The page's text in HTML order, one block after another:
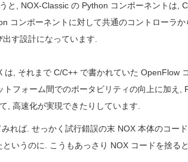
と, NOX-Classic の Python コンポーネントは,
コンポーネントに対して共通のコントローラ
す設計になっています.
, それまで C/C++ で書かれていた OpenFlow
トフォーム間でのポータビリティの向上に加え,
, 高速化が実現できたりしています.
れば. せっかく試行錯誤の末 NOX 本体のコー
いうのに. こうもあっさり NOX コードを捨る